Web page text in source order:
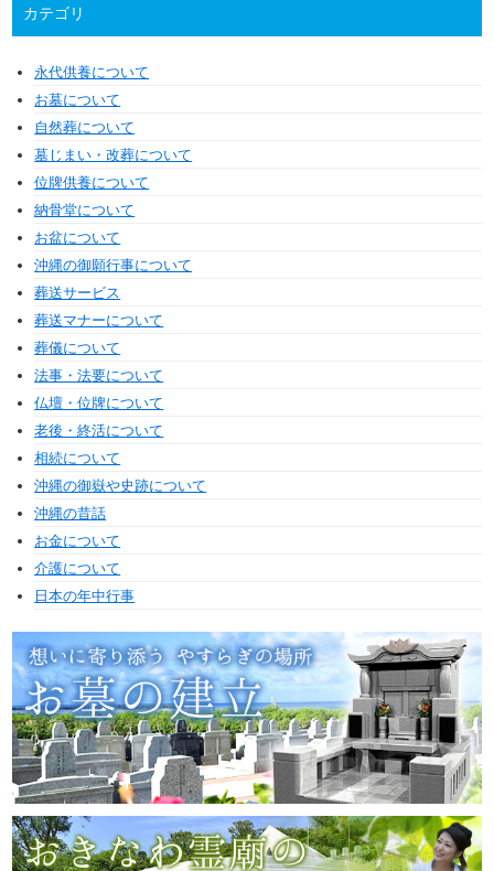
カテゴリ
永代供養について
お墓について
自然葬について
墓じまい・改葬について
位牌供養について
納骨堂について
お盆について
沖縄の御願行事について
葬送サービス
葬送マナーについて
葬儀について
法事・法要について
仏壇・位牌について
老後・終活について
相続について
沖縄の御嶽や史跡について
沖縄の昔話
お金について
介護について
日本の年中行事